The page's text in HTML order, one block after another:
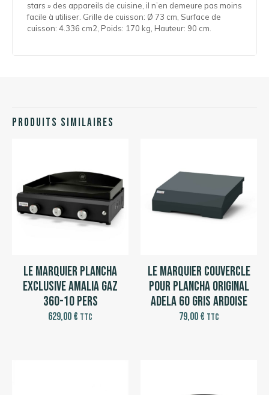
stars » des appareils de cuisine, il n’en demeure pas moins
facile à utiliser. Grille de cuisson: Ø 73 cm, Surface de
cuisson: 4.336 cm2, Poids: 170 kg, Hauteur: 90 cm.
Produits similaires
Le Marquier Plancha
Exclusive Amalia Gaz
360-10 pers
629,00€ TTC
Le Marquier Couvercle
pour Plancha Original
Adela 60 Gris Ardoise
79,00€ TTC